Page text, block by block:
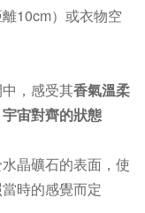
10cm）或衣物空
，感受其香氣溫柔
宙對齊的狀態
晶礦石的表面，使
時的感覺而定